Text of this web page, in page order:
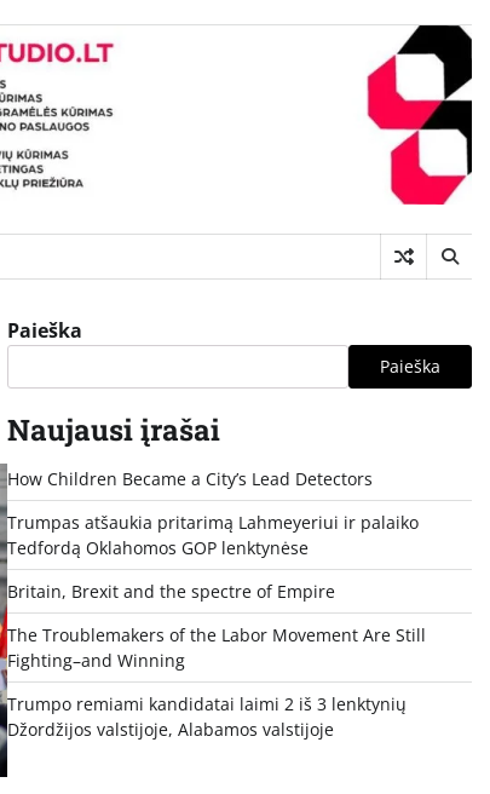
Paieška
Paieška
Naujausi įrašai
How Children Became a City’s Lead Detectors
Trumpas atšaukia pritarimą Lahmeyeriui ir palaiko
Tedfordą Oklahomos GOP lenktynėse
Britain, Brexit and the spectre of Empire
The Troublemakers of the Labor Movement Are Still
Fighting–and Winning
Trumpo remiami kandidatai laimi 2 iš 3 lenktynių
Džordžijos valstijoje, Alabamos valstijoje